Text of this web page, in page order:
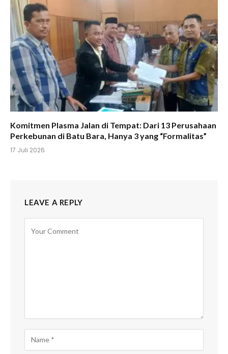
Komitmen Plasma Jalan di Tempat: Dari 13 Perusahaan
Perkebunan di Batu Bara, Hanya 3 yang “Formalitas”
17 Juli 2026
LEAVE A REPLY